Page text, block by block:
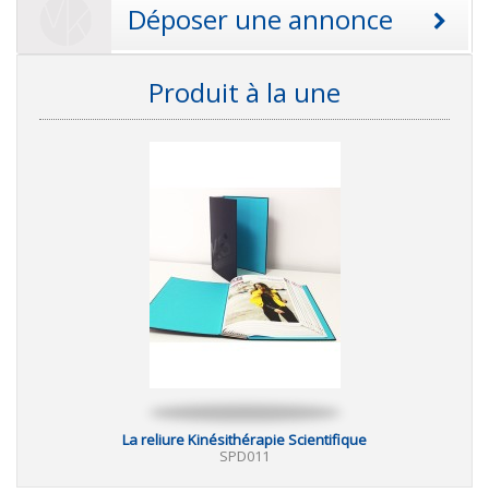
Déposer une annonce
Produit à la une
La reliure Kinésithérapie Scientifique
SPD011